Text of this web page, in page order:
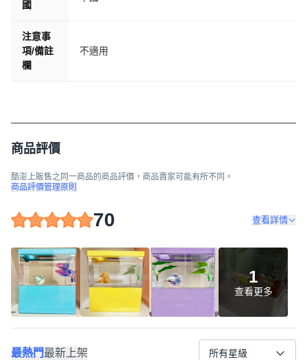
國
注意事
項/備註
欄
不適用
商品評價
酷澎上販售之同一商品的商品評價，商品賣家可能有所不同。
商品評價管理原則
70 查看詳情
1
查看更多
最熱門最新上架 所有星級